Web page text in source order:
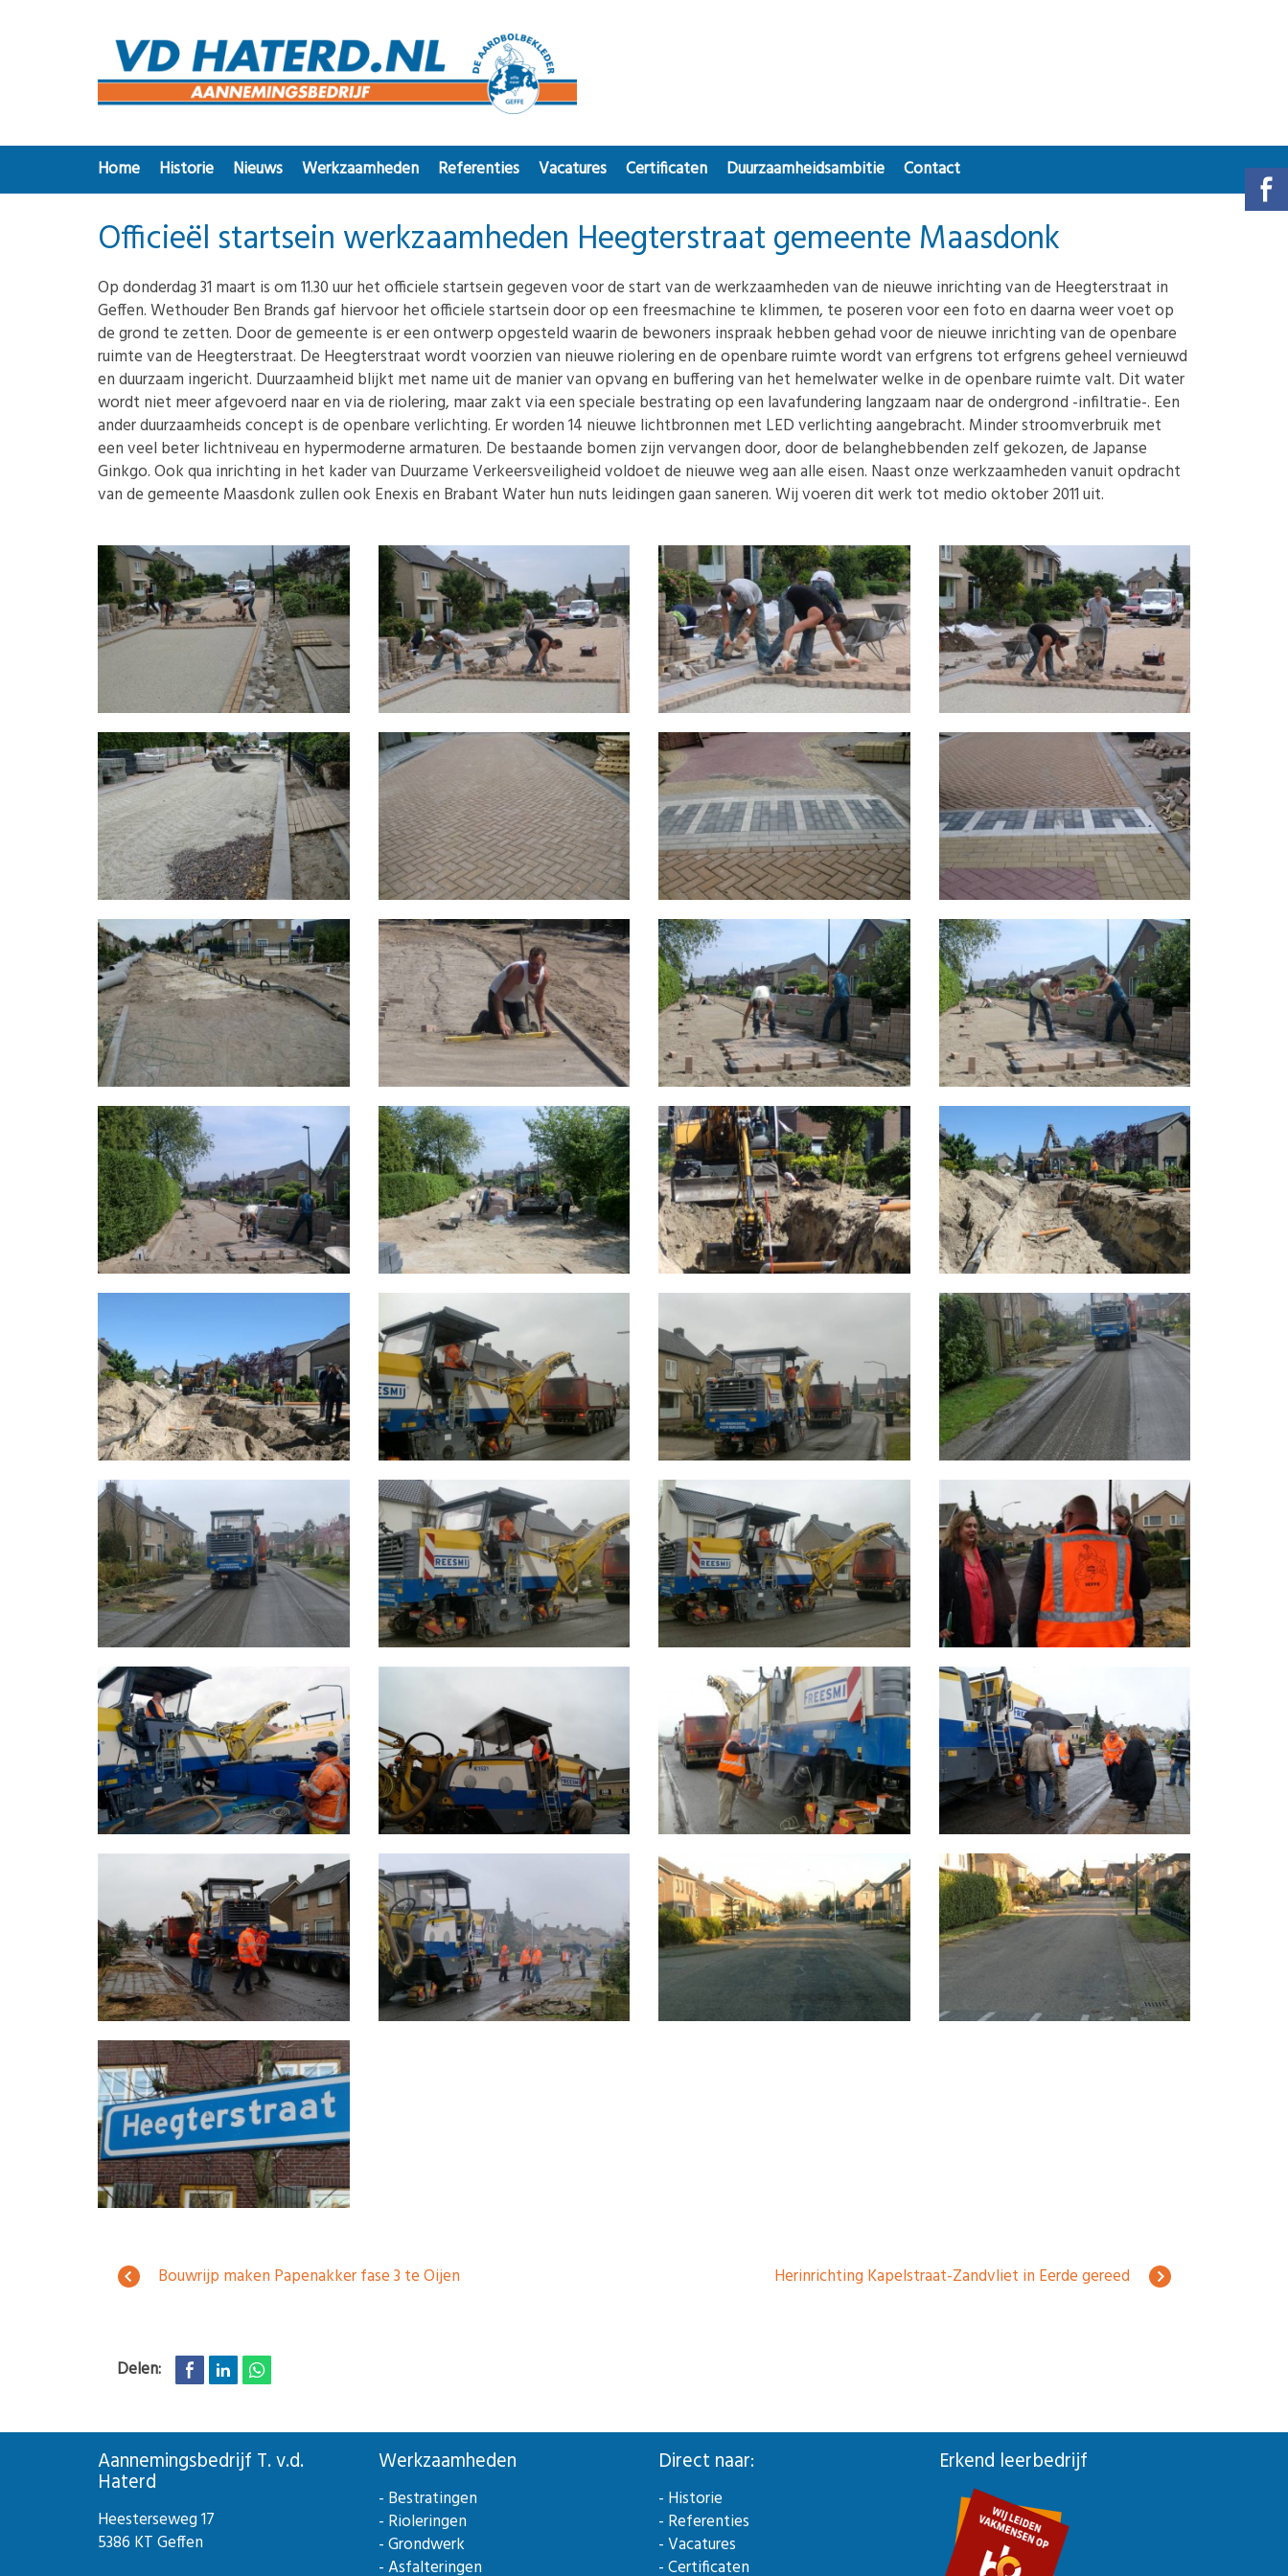
Home Historie Nieuws Werkzaamheden Referenties Vacatures Certificaten Duurzaamheidsambitie Contact
Officieël startsein werkzaamheden Heegterstraat gemeente Maasdonk
Op donderdag 31 maart is om 11.30 uur het officiele startsein gegeven voor de start van de werkzaamheden van de nieuwe inrichting van de Heegterstraat in
Geffen. Wethouder Ben Brands gaf hiervoor het officiele startsein door op een freesmachine te klimmen, te poseren voor een foto en daarna weer voet op
de grond te zetten. Door de gemeente is er een ontwerp opgesteld waarin de bewoners inspraak hebben gehad voor de nieuwe inrichting van de openbare
ruimte van de Heegterstraat. De Heegterstraat wordt voorzien van nieuwe riolering en de openbare ruimte wordt van erfgrens tot erfgrens geheel vernieuwd
en duurzaam ingericht. Duurzaamheid blijkt met name uit de manier van opvang en buffering van het hemelwater welke in de openbare ruimte valt. Dit water
wordt niet meer afgevoerd naar en via de riolering, maar zakt via een speciale bestrating op een lavafundering langzaam naar de ondergrond -infiltratie-. Een
ander duurzaamheids concept is de openbare verlichting. Er worden 14 nieuwe lichtbronnen met LED verlichting aangebracht. Minder stroomverbruik met
een veel beter lichtniveau en hypermoderne armaturen. De bestaande bomen zijn vervangen door, door de belanghebbenden zelf gekozen, de Japanse
Ginkgo. Ook qua inrichting in het kader van Duurzame Verkeersveiligheid voldoet de nieuwe weg aan alle eisen. Naast onze werkzaamheden vanuit opdracht
van de gemeente Maasdonk zullen ook Enexis en Brabant Water hun nuts leidingen gaan saneren. Wij voeren dit werk tot medio oktober 2011 uit.
Bouwrijp maken Papenakker fase 3 te Oijen Herinrichting Kapelstraat-Zandvliet in Eerde gereed
Delen:
Aannemingsbedrijf T. v.d.
Haterd
Heesterseweg 17
5386 KT Geffen
Werkzaamheden
- Bestratingen
- Rioleringen
- Grondwerk
- Asfalteringen
Direct naar:
- Historie
- Referenties
- Vacatures
- Certificaten
Erkend leerbedrijf